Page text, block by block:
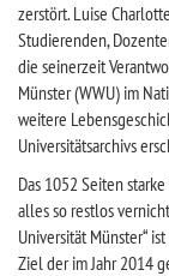
zerstört. Luise
Studierenden,
die seinerzeit
Münster (WWU) im
weitere
Universitätsarchivs
Das 1052 Seiten
alles so restlos
Universität Münster“
Ziel der im Jahr 2014